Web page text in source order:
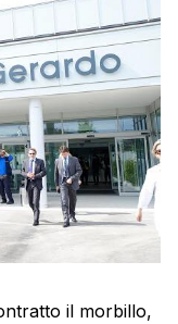
il morbillo,